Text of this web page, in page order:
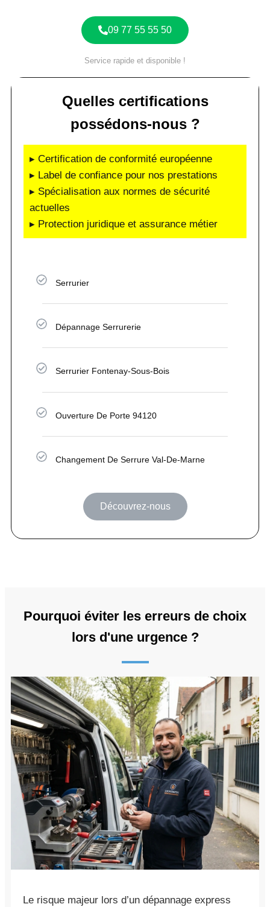
09 77 55 55 50
Service rapide et disponible !
Quelles certifications
possédons-nous ?
▸ Certification de conformité européenne
▸ Label de confiance pour nos prestations
▸ Spécialisation aux normes de sécurité
actuelles
▸ Protection juridique et assurance métier
Serrurier
Dépannage Serrurerie
Serrurier Fontenay-Sous-Bois
Ouverture De Porte 94120
Changement De Serrure Val-De-Marne
Découvrez-nous
Pourquoi éviter les erreurs de choix
lors d'une urgence ?
Le risque majeur lors d’un dépannage express